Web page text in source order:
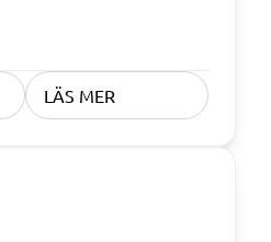
LÄS MER